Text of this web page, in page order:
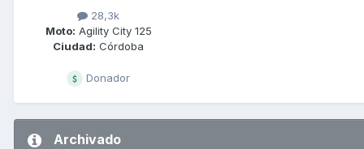
28,3k
Moto: Agility City 125
Ciudad: Córdoba
Donador
Archivado